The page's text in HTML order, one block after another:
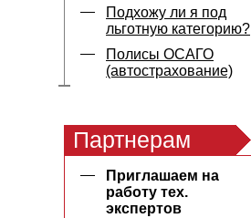
Подхожу ли я под
льготную категорию?
Полисы ОСАГО
(автострахование)
Партнерам
Приглашаем на
работу тех.
экспертов